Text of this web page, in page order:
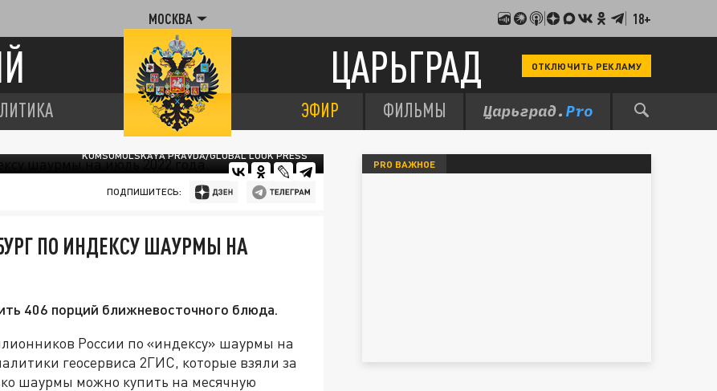
МОСКВА 18+
ЦАРЬГРАД ОТКЛЮЧИТЬ РЕКЛАМУ
ЭФИР ФИЛЬМЫ
KOMSOMOLSKAYA PRAVDA/GLOBAL LOOK PRESS
ПОДПИШИТЕСЬ:
ПО ИНДЕКСУ ШАУРМЫ НА
406 порций ближневосточного блюда.
России по «индексу» шаурмы на
геосервиса 2ГИС, которые взяли за
шаурмы можно купить на месячную
PRO ВАЖНОЕ